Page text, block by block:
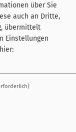
über Sie
auch an Dritte,
übermittelt
Einstellungen